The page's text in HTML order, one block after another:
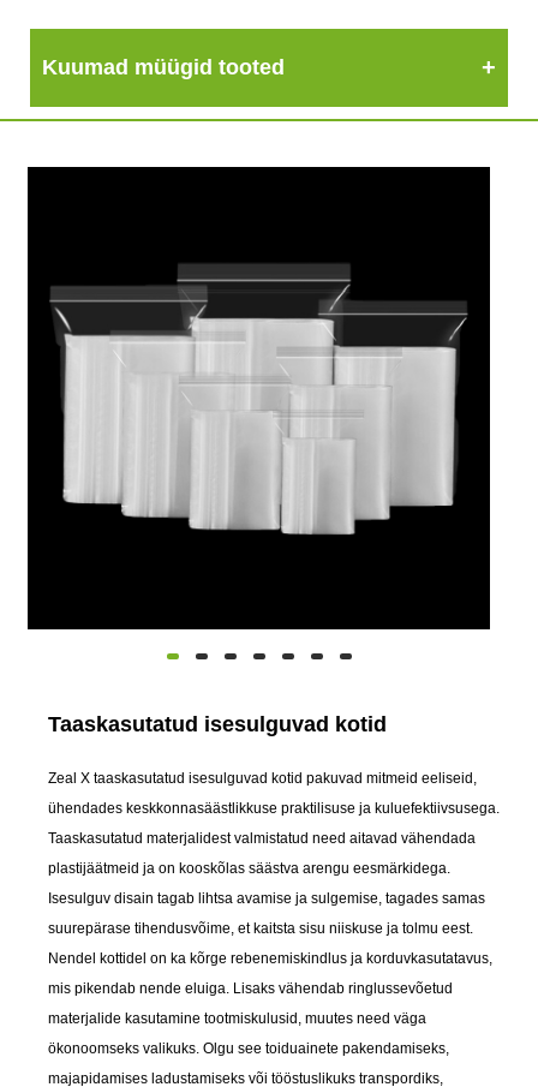
Kuumad müügid tooted
Taaskasutatud isesulguvad kotid
Zeal X taaskasutatud isesulguvad kotid pakuvad mitmeid eeliseid,
ühendades keskkonnasäästlikkuse praktilisuse ja kuluefektiivsusega.
Taaskasutatud materjalidest valmistatud need aitavad vähendada
plastijäätmeid ja on kooskõlas säästva arengu eesmärkidega.
Isesulguv disain tagab lihtsa avamise ja sulgemise, tagades samas
suurepärase tihendusvõime, et kaitsta sisu niiskuse ja tolmu eest.
Nendel kottidel on ka kõrge rebenemiskindlus ja korduvkasutatavus,
mis pikendab nende eluiga. Lisaks vähendab ringlussevõetud
materjalide kasutamine tootmiskulusid, muutes need väga
ökonoomseks valikuks. Olgu see toiduainete pakendamiseks,
majapidamises ladustamiseks või tööstuslikuks transpordiks,